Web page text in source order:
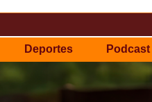
Deportes Podcast